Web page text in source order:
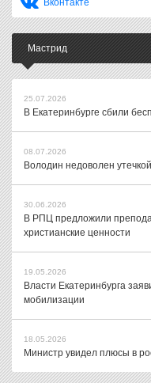
Вконтакте
Мастрид
25.07.2026
В Екатеринбурге сбили
08.07.2026
Володин недоволен
30.06.2026
В РПЦ предложили
христианские ценности
19.05.2026
Власти Екатеринбурга
мобилизации
18.05.2026
Министр увидел плюсы в